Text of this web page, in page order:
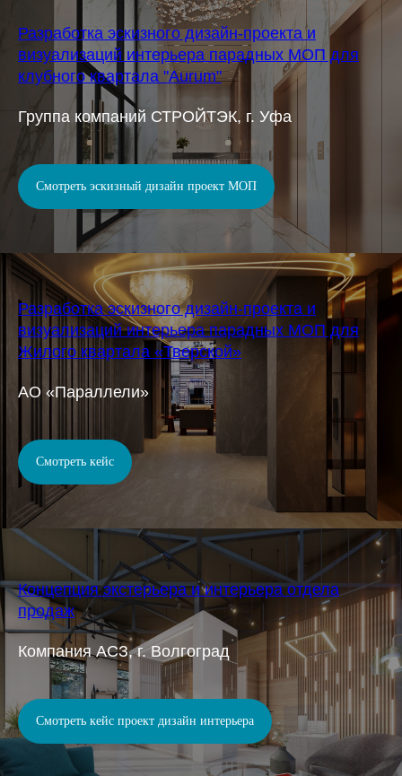
Разработка эскизного дизайн-проекта и
визуализаций интерьера парадных МОП для
клубного квартала "Aurum"
Группа компаний СТРОЙТЭК, г. Уфа
Смотреть эскизный дизайн проект МОП
Разработка эскизного дизайн-проекта и
визуализаций интерьера парадных МОП для
Жилого квартала «Тверской»
АО «Параллели»
Смотреть кейс
Концепция экстерьера и интерьера отдела
продаж
Компания АСЗ, г. Волгоград
Смотреть кейс проект дизайн интерьера